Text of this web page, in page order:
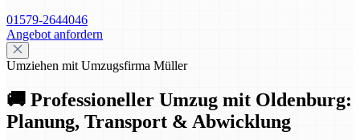
01579-2644046
Angebot anfordern
Umziehen mit Umzugsfirma Müller
🚚 Professioneller Umzug mit Oldenburg:
Planung, Transport & Abwicklung